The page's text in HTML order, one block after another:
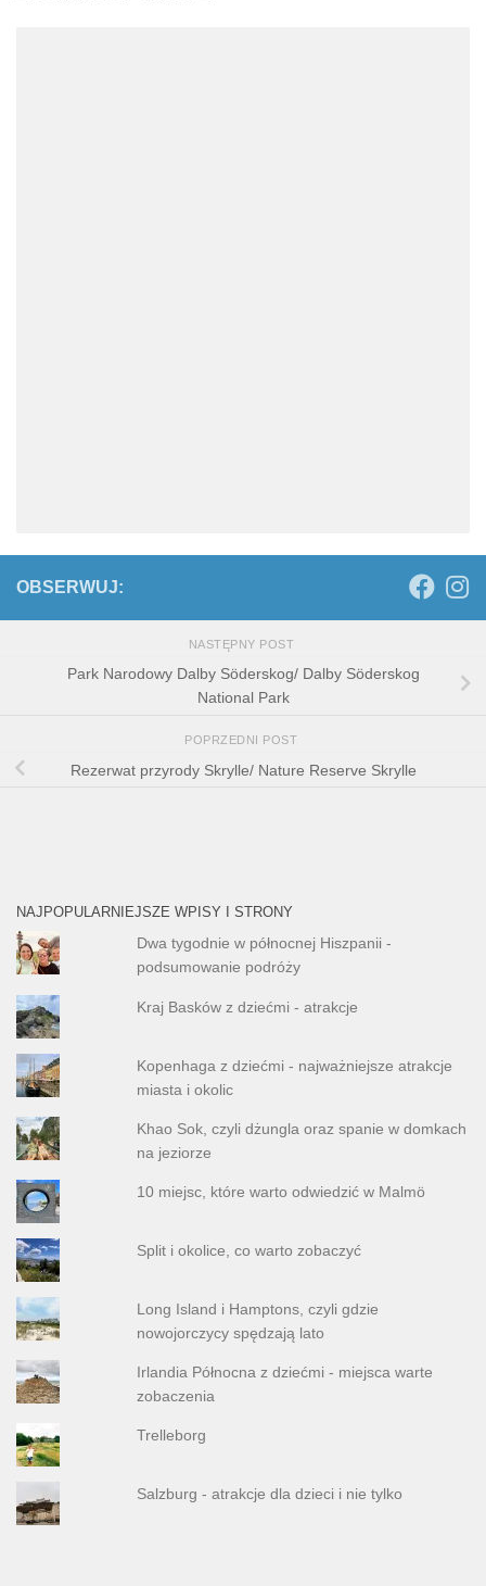
OBSERWUJ:
NASTĘPNY POST
Park Narodowy Dalby Söderskog/ Dalby Söderskog
National Park
POPRZEDNI POST
Rezerwat przyrody Skrylle/ Nature Reserve Skrylle
NAJPOPULARNIEJSZE WPISY I STRONY
Dwa tygodnie w północnej Hiszpanii -
podsumowanie podróży
Kraj Basków z dziećmi - atrakcje
Kopenhaga z dziećmi - najważniejsze atrakcje
miasta i okolic
Khao Sok, czyli dżungla oraz spanie w domkach
na jeziorze
10 miejsc, które warto odwiedzić w Malmö
Split i okolice, co warto zobaczyć
Long Island i Hamptons, czyli gdzie
nowojorczycy spędzają lato
Irlandia Północna z dziećmi - miejsca warte
zobaczenia
Trelleborg
Salzburg - atrakcje dla dzieci i nie tylko